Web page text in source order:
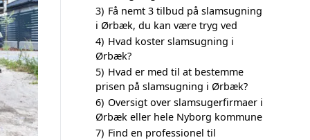
3) Få nemt 3 tilbud på slamsugning
i Ørbæk, du kan være tryg ved
4) Hvad koster slamsugning i
Ørbæk?
5) Hvad er med til at bestemme
prisen på slamsugning i Ørbæk?
6) Oversigt over slamsugerfirmaer i
Ørbæk eller hele Nyborg kommune
7) Find en professionel til